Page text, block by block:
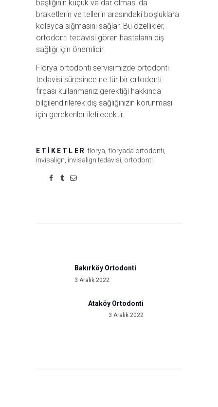
başlığının küçük ve dar olması da
braketlerin ve tellerin arasındaki boşluklara
kolayca sığmasını sağlar. Bu özellikler,
ortodonti tedavisi gören hastaların diş
sağlığı için önemlidir.
Florya ortodonti servisimizde ortodonti
tedavisi süresince ne tür bir ortodonti
fırçası kullanmanız gerektiği hakkında
bilgilendirilerek diş sağlığınızın korunması
için gerekenler iletilecektir.
ETIKETLER florya floryada ortodonti
invisalign invisalign tedavisi ortodonti
Previous
post:
Bakırköy Ortodonti
3 Aralık 2022
Ataköy Ortodonti
3 Aralık 2022